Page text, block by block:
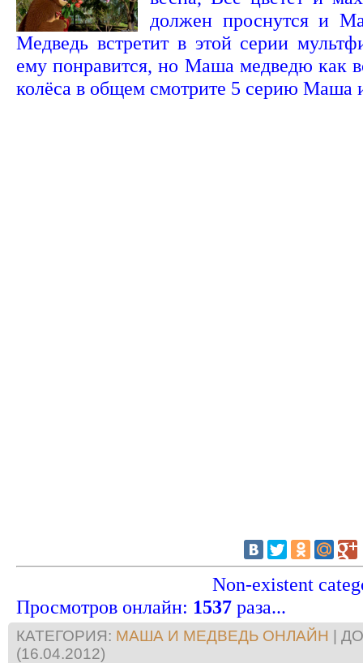
должен проснутся и
Медведь встретит в этой серии
ему понравится, но Маша медведю как
колёса в общем смотрите 5 серию Маша
Non-existent
Просмотров онлайн: 1537 раза...
КАТЕГОРИЯ: МАША И МЕДВЕДЬ ОНЛАЙН
(16.04.2012)